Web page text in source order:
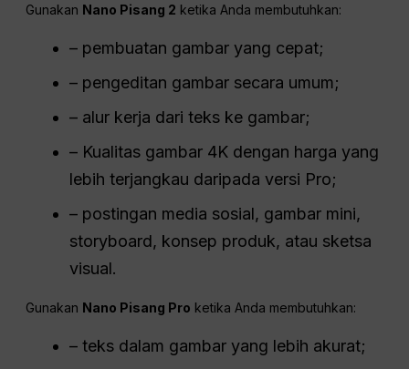
Gunakan Nano Pisang 2 ketika Anda membutuhkan:
– pembuatan gambar yang cepat;
– pengeditan gambar secara umum;
– alur kerja dari teks ke gambar;
– Kualitas gambar 4K dengan harga yang
lebih terjangkau daripada versi Pro;
– postingan media sosial, gambar mini,
storyboard, konsep produk, atau sketsa
visual.
Gunakan Nano Pisang Pro ketika Anda membutuhkan:
– teks dalam gambar yang lebih akurat;